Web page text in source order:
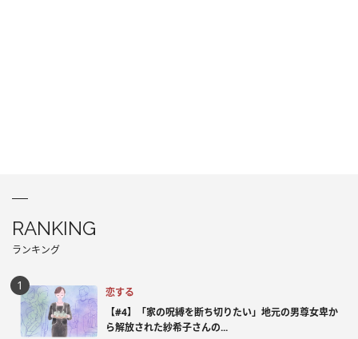
RANKING
ランキング
恋する
【#4】「家の呪縛を断ち切りたい」地元の男尊女卑か
ら解放された紗希子さんの...